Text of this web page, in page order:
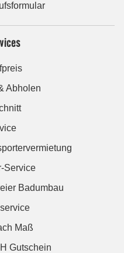
Abholen
Service
Badumbau
Maß
Gutschein